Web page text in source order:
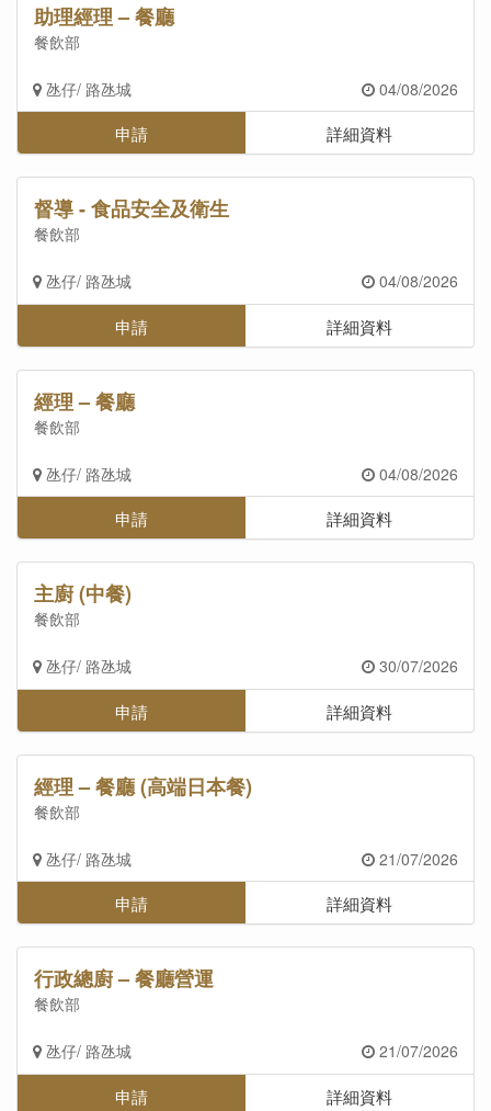
助理經理 – 餐廳
餐飲部
氹仔/ 路氹城 04/08/2026
申請 詳細資料
督導 - 食品安全及衛生
餐飲部
氹仔/ 路氹城 04/08/2026
申請 詳細資料
經理 – 餐廳
餐飲部
氹仔/ 路氹城 04/08/2026
申請 詳細資料
主廚 (中餐)
餐飲部
氹仔/ 路氹城 30/07/2026
申請 詳細資料
經理 – 餐廳 (高端日本餐)
餐飲部
氹仔/ 路氹城 21/07/2026
申請 詳細資料
行政總廚 – 餐廳營運
餐飲部
氹仔/ 路氹城 21/07/2026
申請 詳細資料